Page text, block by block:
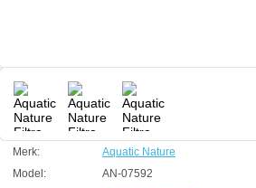
Aquatic Nature
Manufactured by:
Aquatic Nature
Model:AN-07592
Product ID:
5413946075929
207 8.95 8.95 Available from:
Merk:
Aquatic Nature
Model:
AN-07592